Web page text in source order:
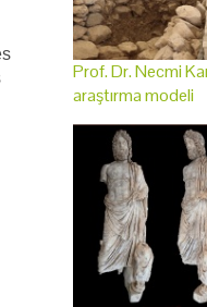
Prof. Dr. Necmi
araştırma modeli